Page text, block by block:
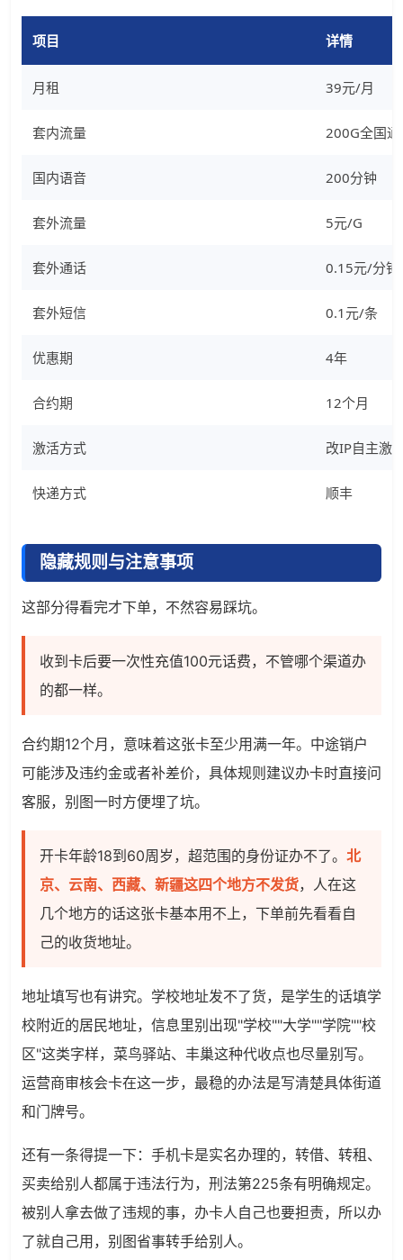
项目 详情
月租 39元/月
套内流量 200G全国
国内语音 200分钟
套外流量 5元/G
套外通话 0.15元/分钟
套外短信 0.1元/条
优惠期 4年
合约期 12个月
激活方式 改IP自主激
快递方式 顺丰
隐藏规则与注意事项
这部分得看完才下单，不然容易踩坑。
收到卡后要一次性充值100元话费，不管哪个渠道办
的都一样。
合约期12个月，意味着这张卡至少用满一年。中途销户
可能涉及违约金或者补差价，具体规则建议办卡时直接问
客服，别图一时方便埋了坑。
开卡年龄18到60周岁，超范围的身份证办不了。 北
京、云南、西藏、新疆这四个地方不发货，人在这
几个地方的话这张卡基本用不上，下单前先看看自
己的收货地址。
地址填写也有讲究。学校地址发不了货，是学生的话填学
校附近的居民地址，信息里别出现"学校""大学""学院""校
区"这类字样，菜鸟驿站、丰巢这种代收点也尽量别写。
运营商审核会卡在这一步，最稳的办法是写清楚具体街道
和门牌号。
还有一条得提一下：手机卡是实名办理的，转借、转租、
买卖给别人都属于违法行为，刑法第225条有明确规定。
被别人拿去做了违规的事，办卡人自己也要担责，所以办
了就自己用，别图省事转手给别人。